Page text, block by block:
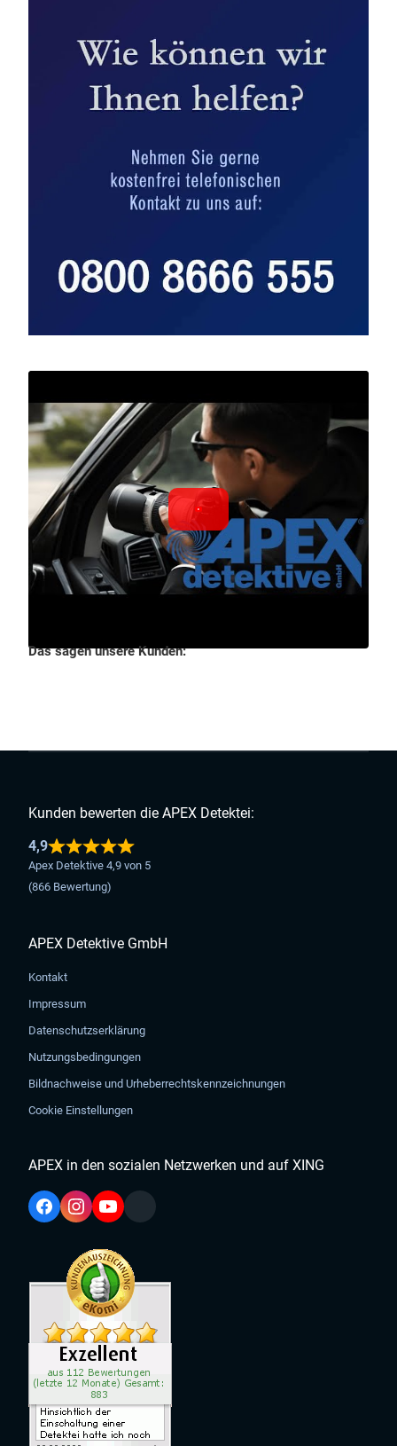
Das sagen unsere Kunden:
Kunden bewerten die APEX Detektei:
4,9
Apex Detektive 4,9 von 5
(866 Bewertung)
APEX Detektive GmbH
Kontakt
Impressum
Datenschutzserklärung
Nutzungsbedingungen
Bildnachweise und Urheberrechtskennzeichnungen
Cookie Einstellungen
APEX in den sozialen Netzwerken und auf XING